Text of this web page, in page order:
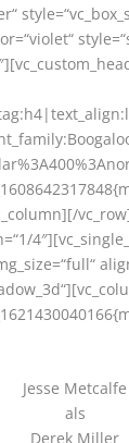
Jesse Metcalfe
als
Derek Miller